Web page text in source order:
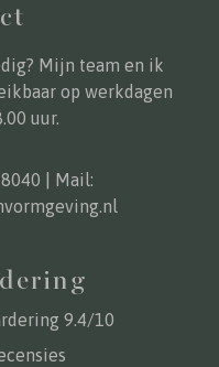
Mijn team en ik
op werkdagen
uur.
| Mail:
9.4/10